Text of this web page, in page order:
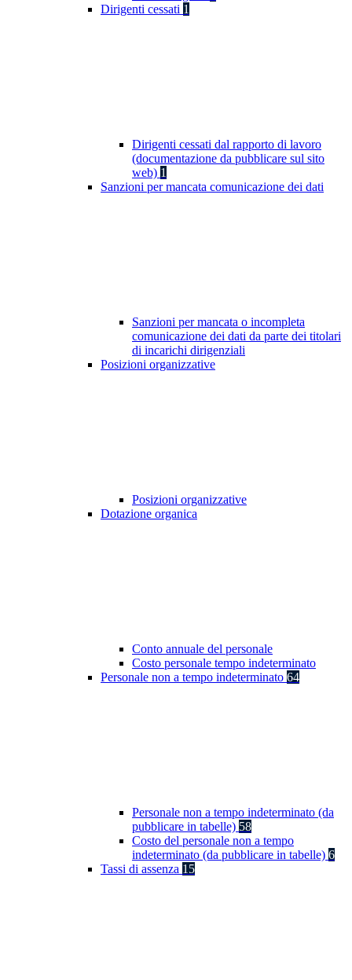
Dirigenti cessati 1
Dirigenti cessati dal rapporto di lavoro
(documentazione da pubblicare sul sito
web) 1
Sanzioni per mancata comunicazione dei dati
Sanzioni per mancata o incompleta
comunicazione dei dati da parte dei titolari
di incarichi dirigenziali
Posizioni organizzative
Posizioni organizzative
Dotazione organica
Conto annuale del personale
Costo personale tempo indeterminato
Personale non a tempo indeterminato 64
Personale non a tempo indeterminato (da
pubblicare in tabelle) 58
Costo del personale non a tempo
indeterminato (da pubblicare in tabelle) 6
Tassi di assenza 15